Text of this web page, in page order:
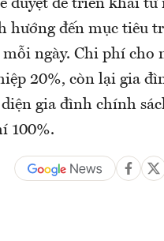
duyệt để triển khai từ
hướng đến mục tiêu
ngày. Chi phí cho
20%, còn lại gia
gia đình chính
100%.